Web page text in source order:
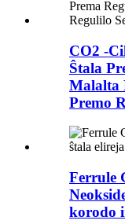
CO2 -
Ŝtala
Malalta
Premo
Ferrule
korodo